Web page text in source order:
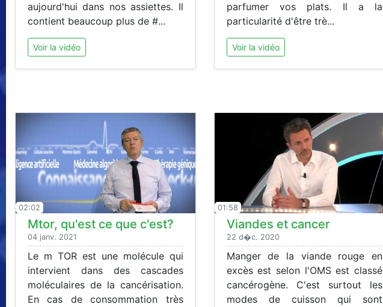
aujourd'hui dans nos assiettes. Il
contient beaucoup plus de #...
Voir la vidéo
parfumer vos plats. Il a la
particularité d'être trè...
Voir la vidéo
02:02
Mtor, qu'est ce que c'est?
04 janv. 2021
Le m TOR est une molécule qui
intervient dans des cascades
moléculaires de la cancérisation.
En cas de consommation très
01:58
Viandes et cancer
22 d�c. 2020
Manger de la viande rouge en
excès est selon l'OMS est classé
cancérogène. C'est surtout les
modes de cuisson qui sont